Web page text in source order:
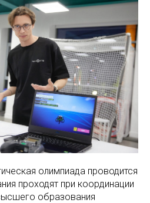
олимпиада проводится
проходят при координации
образования